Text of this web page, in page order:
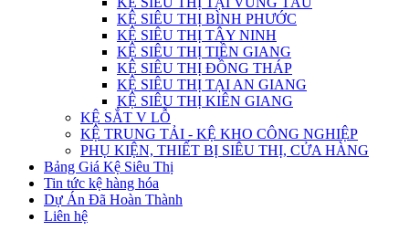
KỆ SIÊU THỊ BÌNH PHƯỚC
KỆ SIÊU THỊ TÂY NINH
KỆ SIÊU THỊ TIỀN GIANG
KỆ SIÊU THỊ ĐỒNG THÁP
KỆ SIÊU THỊ TẠI AN GIANG
KỆ SIÊU THỊ KIÊN GIANG
KỆ SẮT V LỖ
KỆ TRUNG TẢI - KỆ KHO CÔNG NGHIỆP
PHỤ KIỆN, THIẾT BỊ SIÊU THỊ, CỬA HÀNG
Bảng Giá Kệ Siêu Thị
Tin tức kệ hàng hóa
Dự Án Đã Hoàn Thành
Liên hệ